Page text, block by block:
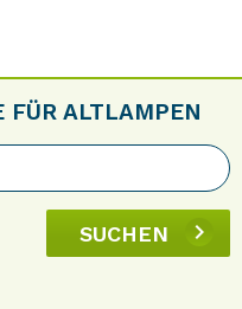
FÜR ALTLAMPEN
SUCHEN